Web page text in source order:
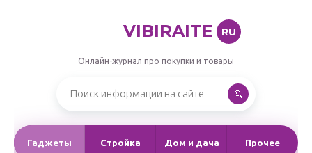
VIBIRAITE RU
Онлайн-журнал про покупки и товары
Гаджеты Стройка Дом и дача Прочее